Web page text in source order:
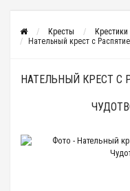
Кресты
Нательный крест с
НАТЕЛЬНЫЙ КРЕСТ С